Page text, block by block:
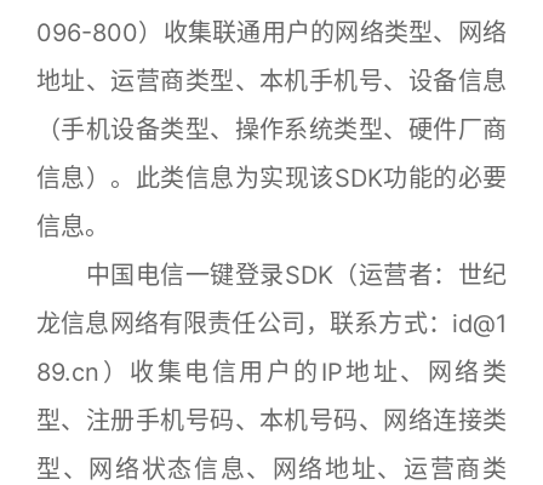
096-800）收集联通用户的网络类型、网络
地址、运营商类型、本机手机号、设备信息
（手机设备类型、操作系统类型、硬件厂商
信息）。此类信息为实现该SDK功能的必要
信息。
中国电信一键登录SDK（运营者：世纪
龙信息网络有限责任公司，联系方式：id@1
89.cn）收集电信用户的IP地址、网络类
型、注册手机号码、本机号码、网络连接类
型、网络状态信息、网络地址、运营商类